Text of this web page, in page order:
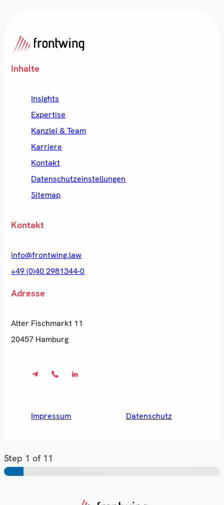
Inhalte
Insights
Expertise
Kanzlei & Team
Karriere
Kontakt
Datenschutzeinstellungen
Sitemap
Kontakt
info@frontwing.law
+49 (0)40 2981344-0
Adresse
Alter Fischmarkt 11
20457 Hamburg
Impressum Datenschutz
Step 1 of 11